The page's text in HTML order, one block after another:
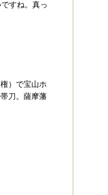
すね。真っ
）で宝山ホ
刀。薩摩藩